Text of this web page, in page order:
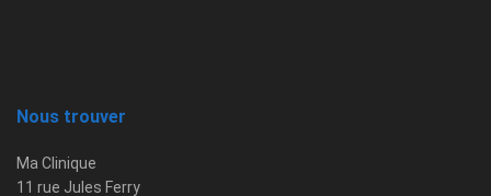
Nous trouver
Ma Clinique
11 rue Jules Ferry